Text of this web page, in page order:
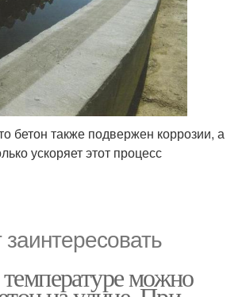
бетон также подвержен коррозии, а
ускоряет этот процесс
можно